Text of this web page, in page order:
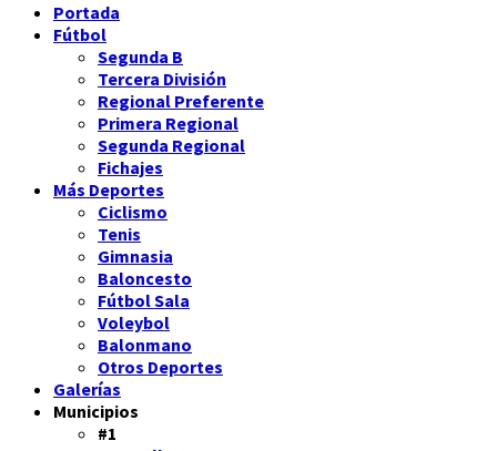
Portada
Fútbol
Segunda B
Tercera División
Regional Preferente
Primera Regional
Segunda Regional
Fichajes
Más Deportes
Ciclismo
Tenis
Gimnasia
Baloncesto
Fútbol Sala
Voleybol
Balonmano
Otros Deportes
Galerías
Municipios
#1